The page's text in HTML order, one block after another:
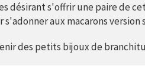
désirant s'offrir une paire de
aux macarons version
des petits bijoux de